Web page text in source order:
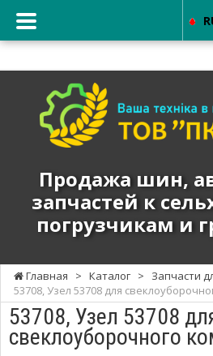
ЮНИОН"
автокамер
запчастей
к
сельхозтехнике,
погрузчикам
грузовикам.
Продажа шин,
запчастей к
погрузчикам и
Главная > Каталог > Запчасти
53708, Узел 53708 для
53708, Узел 53708
свеклоуборочного